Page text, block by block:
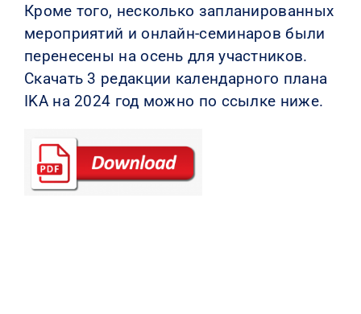
Кроме того, несколько запланированных
мероприятий и онлайн-семинаров были
перенесены на осень для участников.
Скачать 3 редакции календарного плана
IKA на 2024 год можно по ссылке ниже.